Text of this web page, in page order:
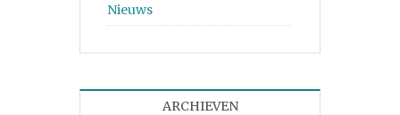
Nieuws
ARCHIEVEN